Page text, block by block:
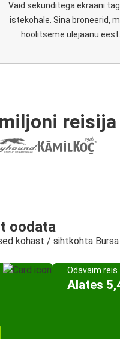
Vaid sekunditega ekraani
istekohale. Sina broneerid,
hoolitseme ülejäänu eest.
oodata
kohast / sihtkohta Bursa
Odavaim reis
Alates